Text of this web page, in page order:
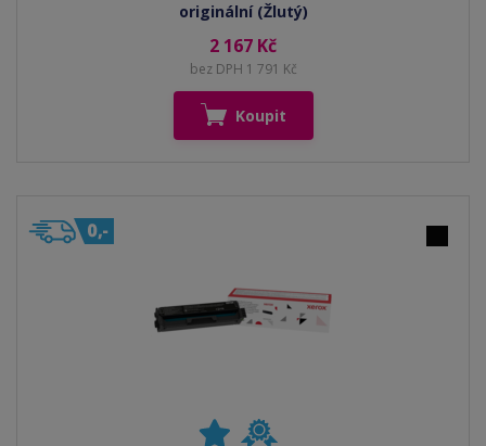
originální (Žlutý)
2 167 Kč
bez DPH 1 791 Kč
Koupit